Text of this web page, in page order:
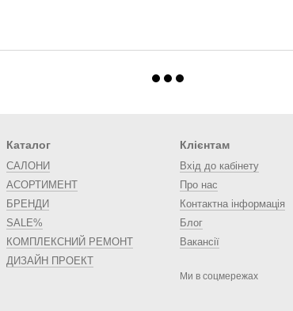
Каталог
САЛОНИ
АСОРТИМЕНТ
БРЕНДИ
SALE%
КОМПЛЕКСНИЙ РЕМОНТ
ДИЗАЙН ПРОЕКТ
Клієнтам
Вхід до кабінету
Про нас
Контактна інформація
Блог
Вакансії
Ми в соцмережах